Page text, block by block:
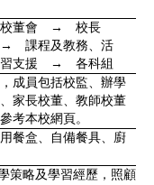
校董會 → 校長
課程及教務、活
習支援 → 各科組
成員包括校監、辦學
家長校董、教師校董
考本校網頁。
餐盒、自備餐具、廚
策略及學習經歷，照顧